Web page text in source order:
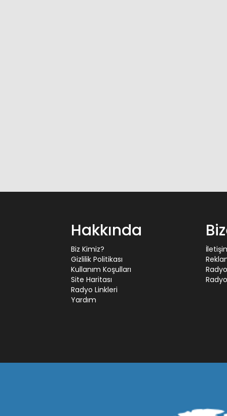
Hakkında
Biz Kimiz?
Gizlilik Politikası
Kullanım Koşulları
Site Haritası
Radyo Linkleri
Yardım